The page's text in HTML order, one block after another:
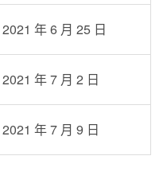
2021 年 6 月 25 日
2021 年 7 月 2 日
2021 年 7 月 9 日